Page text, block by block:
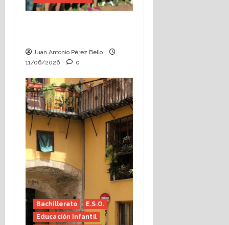
Juan Antonio Pérez Bello
11/06/2026
0
Bachillerato
E.S.O.
Educación Infantil